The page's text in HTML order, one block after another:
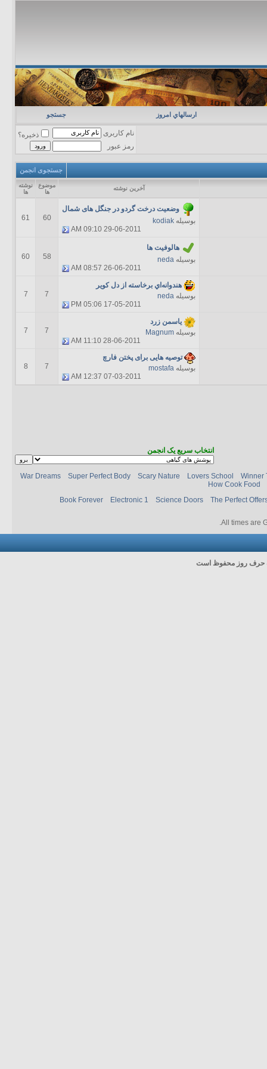
ارسالهاي امروز جستجو
نام کاربری
ذخیره؟
رمز عبور
جستجوی انجمن
آخرين نوشته
موضوع
ها
نوشته
ها
وضعیت درخت گردو در جنگل های شمال
بوسیله kodiak
29-06-2011
09:10 AM
60
61
هالوفيت ها
بوسیله neda
26-06-2011
08:57 AM
58
60
هندوانه‌اي برخاسته از دل كوير
بوسیله neda
17-05-2011
05:06 PM
7
7
یاسمن زرد
بوسیله Magnum
28-06-2011
11:10 AM
7
7
توصیه هایی برای پختن فارچ
بوسیله mostafa
07-03-2011
12:37 AM
7
8
انتخاب سریع یک انجمن
War Dreams Super Perfect Body Scary Nature Lovers School
Winner
How Cook Food
Book Forever
Electronic 1 Science Doors The Perfect
All times are